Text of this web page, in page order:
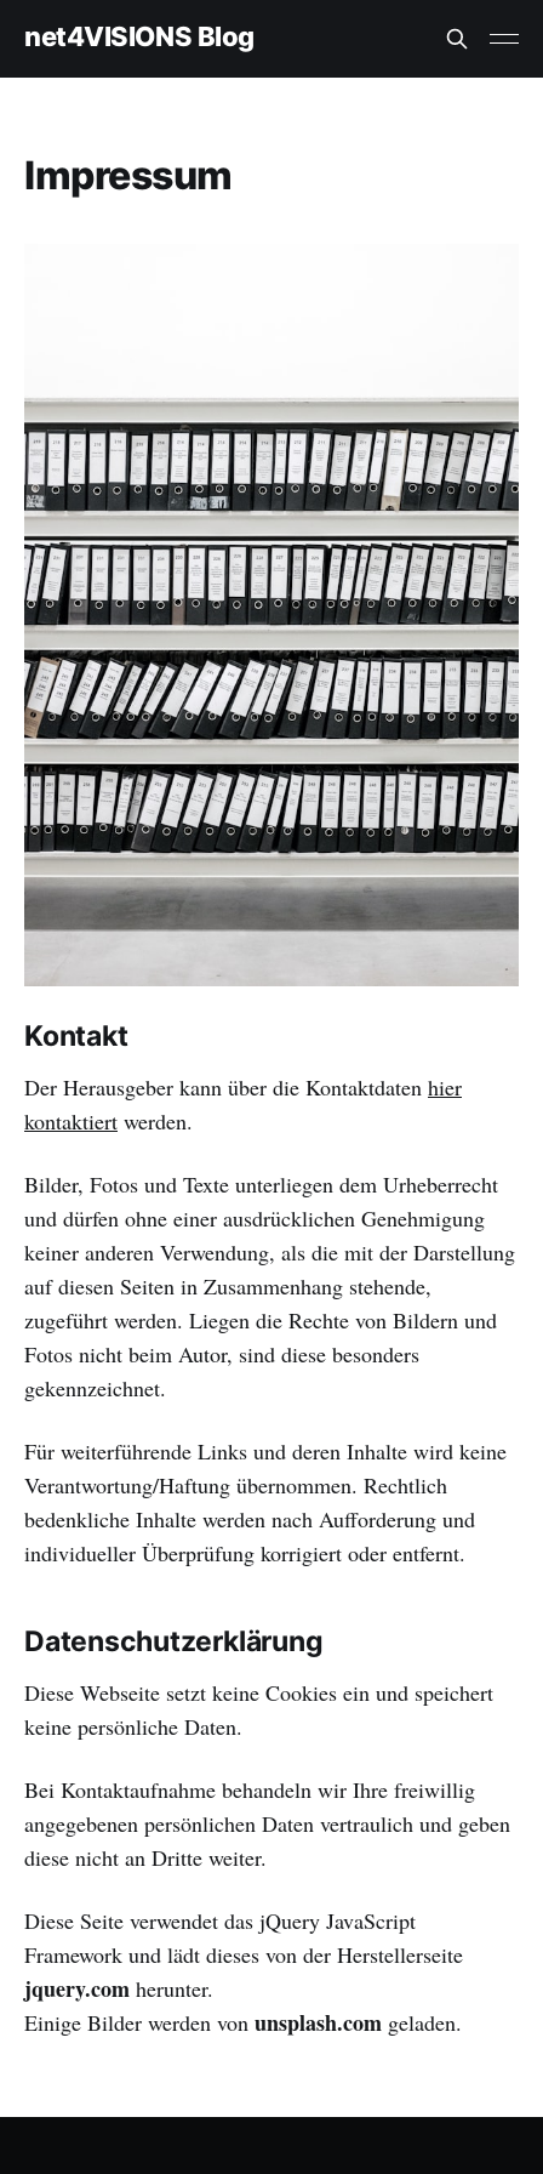
net4VISIONS Blog
Impressum
Kontakt
Der Herausgeber kann über die Kontaktdaten hier
kontaktiert werden.
Bilder, Fotos und Texte unterliegen dem Urheberrecht
und dürfen ohne einer ausdrücklichen Genehmigung
keiner anderen Verwendung, als die mit der Darstellung
auf diesen Seiten in Zusammenhang stehende,
zugeführt werden. Liegen die Rechte von Bildern und
Fotos nicht beim Autor, sind diese besonders
gekennzeichnet.
Für weiterführende Links und deren Inhalte wird keine
Verantwortung/Haftung übernommen. Rechtlich
bedenkliche Inhalte werden nach Aufforderung und
individueller Überprüfung korrigiert oder entfernt.
Datenschutzerklärung
Diese Webseite setzt keine Cookies ein und speichert
keine persönliche Daten.
Bei Kontaktaufnahme behandeln wir Ihre freiwillig
angegebenen persönlichen Daten vertraulich und geben
diese nicht an Dritte weiter.
Diese Seite verwendet das jQuery JavaScript
Framework und lädt dieses von der Herstellerseite
jquery.com herunter.
Einige Bilder werden von unsplash.com geladen.